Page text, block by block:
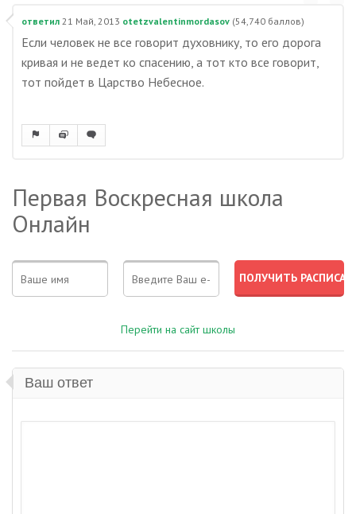
ответил 21 Май, 2013 otetzvalentinmordasov (54,740 баллов)
Если человек не все говорит духовнику, то его дорога
кривая и не ведет ко спасению, а тот кто все говорит,
тот пойдет в Царство Небесное.
Первая Воскресная школа
Онлайн
Перейти на сайт школы
Ваш ответ